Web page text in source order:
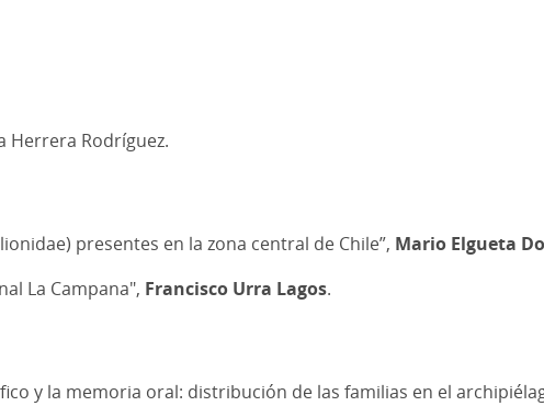
Herrera Rodríguez.
presentes en la zona central de Chile”, Mario Elgueta
La Campana", Francisco Urra Lagos.
y la memoria oral: distribución de las familias en el